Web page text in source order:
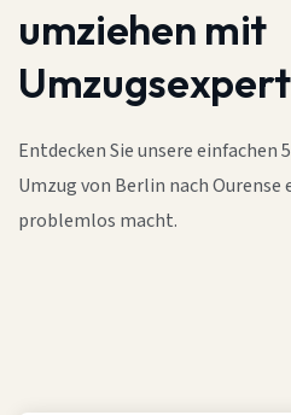
umziehen mit
Entdecken Sie unsere einfachen
Umzug von Berlin nach
problemlos macht.